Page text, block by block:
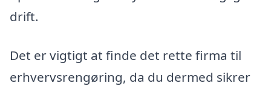
drift.
Det er vigtigt at finde det rette firma til
erhvervsrengøring, da du dermed sikrer